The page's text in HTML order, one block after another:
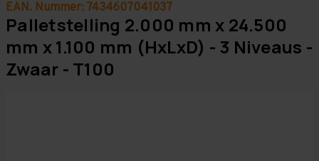
EAN. Nummer: 7434607041037
Palletstelling 2.000 mm x 24.500
mm x 1.100 mm (HxLxD) - 3 Niveaus -
Zwaar - T100